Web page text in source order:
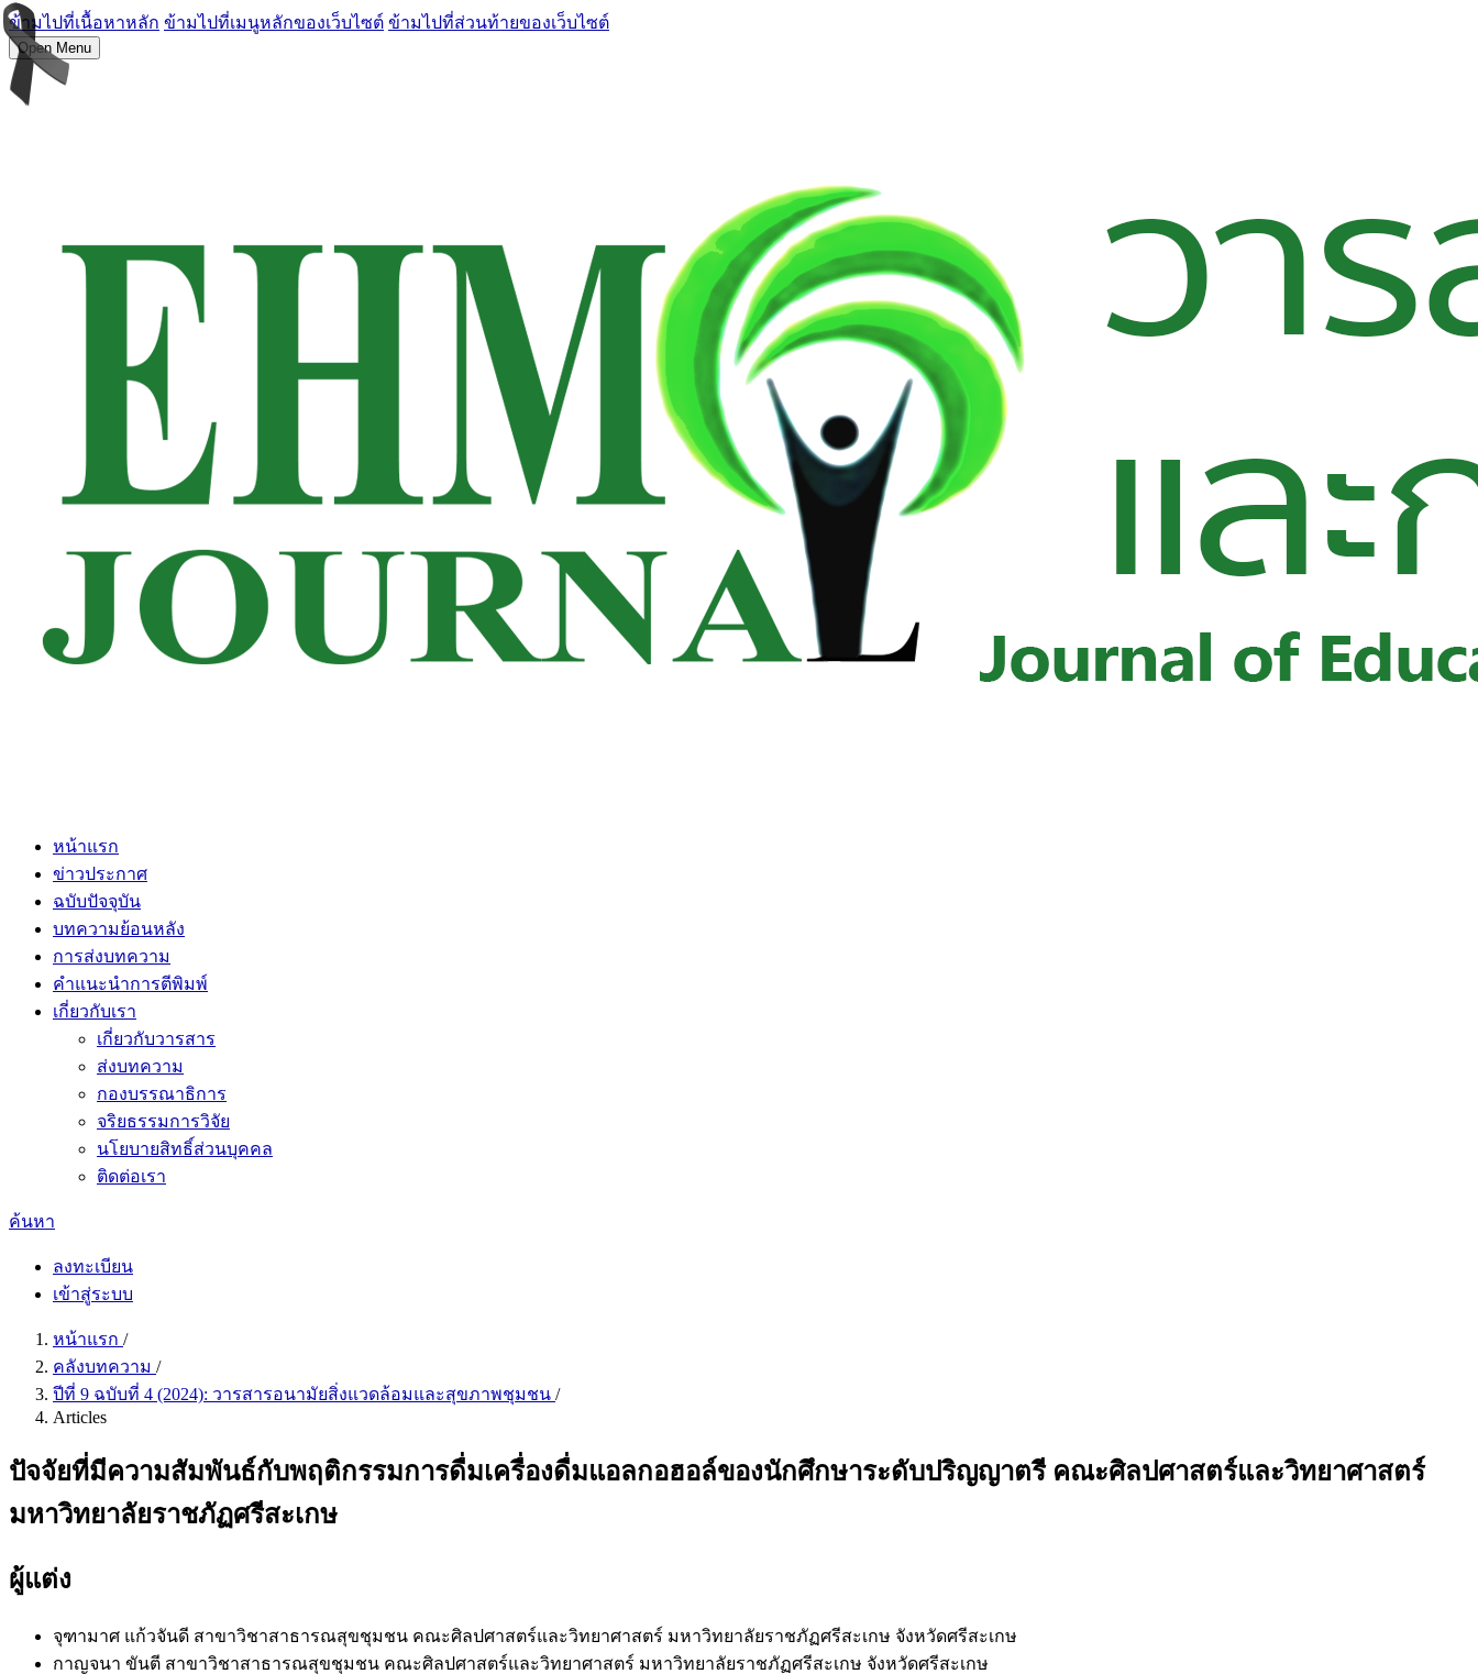
ข้ามไปที่เนื้อหาหลัก ข้ามไปที่เมนูหลักของเว็บไซต์ ข้ามไปที่ส่วนท้ายของเว็บไซต์
Open Menu
หน้าแรก
ข่าวประกาศ
ฉบับปัจจุบัน
บทความย้อนหลัง
การส่งบทความ
คำแนะนำการตีพิมพ์
เกี่ยวกับเรา
เกี่ยวกับวารสาร
ส่งบทความ
กองบรรณาธิการ
จริยธรรมการวิจัย
นโยบายสิทธิ์ส่วนบุคคล
ติดต่อเรา
ค้นหา
ลงทะเบียน
เข้าสู่ระบบ
หน้าแรก /
คลังบทความ /
ปีที่ 9 ฉบับที่ 4 (2024): วารสารอนามัยสิ่งแวดล้อมและสุขภาพชุมชน /
Articles
ปัจจัยที่มีความสัมพันธ์กับพฤติกรรมการดื่มเครื่องดื่มแอลกอฮอล์ของนักศึกษาระดับปริญญาตรี คณะศิลปศาสตร์และวิทยาศาสตร์
มหาวิทยาลัยราชภัฏศรีสะเกษ
ผู้แต่ง
จุฑามาศ แก้วจันดี สาขาวิชาสาธารณสุขชุมชน คณะศิลปศาสตร์และวิทยาศาสตร์ มหาวิทยาลัยราชภัฏศรีสะเกษ จังหวัดศรีสะเกษ
กาญจนา ขันตี สาขาวิชาสาธารณสุขชุมชน คณะศิลปศาสตร์และวิทยาศาสตร์ มหาวิทยาลัยราชภัฏศรีสะเกษ จังหวัดศรีสะเกษ